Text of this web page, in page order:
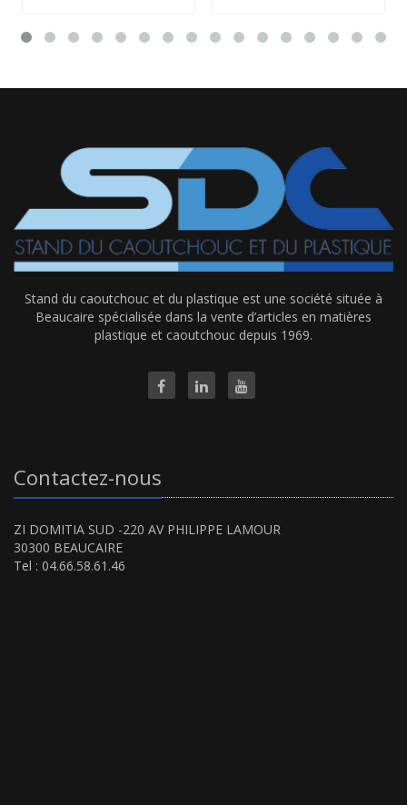
Stand du caoutchouc et du plastique est une société située à
Beaucaire spécialisée dans la vente d’articles en matières
plastique et caoutchouc depuis 1969.
Contactez-nous
ZI DOMITIA SUD -220 AV PHILIPPE LAMOUR
30300 BEAUCAIRE
Tel : 04.66.58.61.46